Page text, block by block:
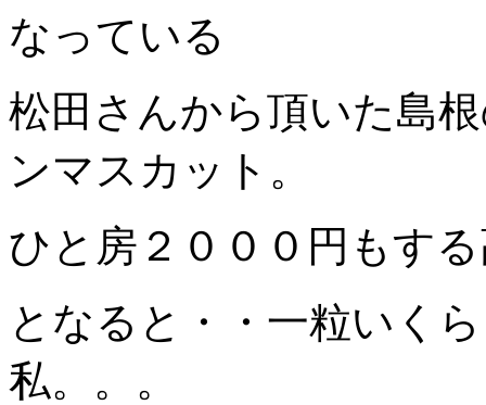
なっている
松田さんから頂いた島
ンマスカット。
ひと房２０００円もす
となると・・一粒いく
私。。。